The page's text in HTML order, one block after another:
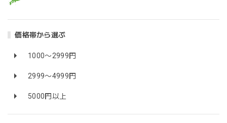
価格帯から選ぶ
1000〜2999円
2999〜4999円
5000円以上